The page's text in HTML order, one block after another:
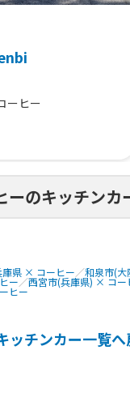
ーヒー
ーのキッチンカ
庫県 × コーヒー／和泉市(
ー／西宮市(兵庫県) × コー
ヒー
ッチンカー一覧へ